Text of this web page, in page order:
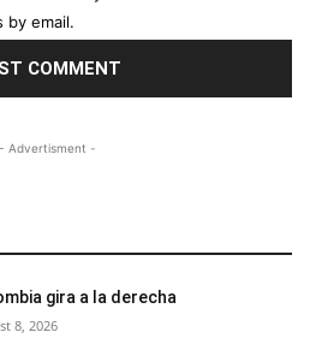
by email.
- Advertisment -
gira a la derecha
8, 2026